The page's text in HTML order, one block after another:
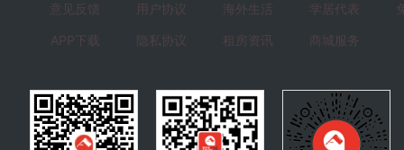
意见反馈
APP下载
用户协议
隐私协议
海外生活
租房资讯
学居代表
商城服务